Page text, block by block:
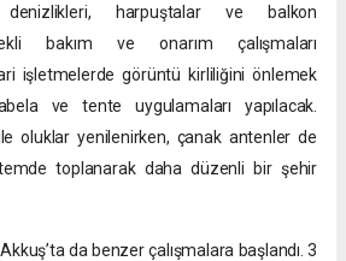
harpuştalar ve balkon
bakım ve onarım çalışmaları
işletmelerde görüntü kirliliğini önlemek
ve tente uygulamaları yapılacak.
oluklar yenilenirken, çanak antenler de
toplanarak daha düzenli bir şehir
da benzer çalışmalara başlandı. 3